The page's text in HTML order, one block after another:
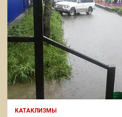
КАТАКЛИЗМЫ